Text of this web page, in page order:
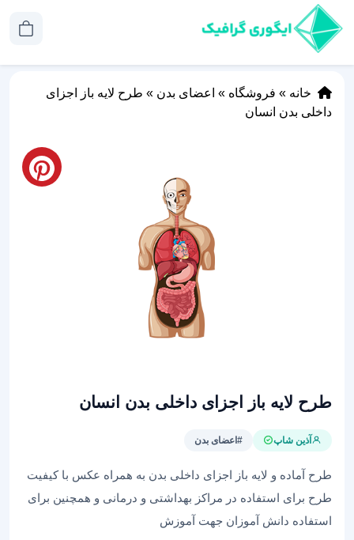
خانه » فروشگاه » اعضای بدن » طرح لایه باز اجزای
داخلی بدن انسان
طرح لایه باز اجزای داخلی بدن انسان
آذین شاپ #اعضای بدن
طرح آماده و لایه باز اجزای داخلی بدن به همراه عکس با کیفیت
طرح برای استفاده در مراکز بهداشتی و درمانی و همچنین برای
استفاده دانش آموزان جهت آموزش